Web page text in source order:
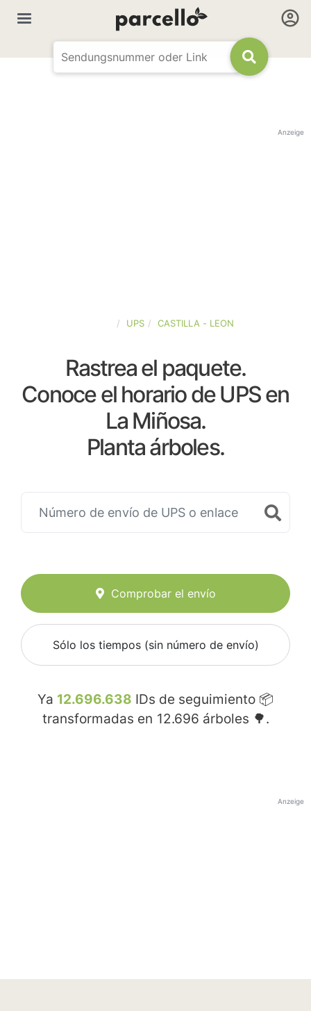
Anzeige
UPS CASTILLA - LEON
Rastrea el paquete.
Conoce el horario de UPS en
La Miñosa.
Planta árboles.
Comprobar el envío
Sólo los tiempos (sin número de envío)
Ya 12.696.638 IDs de seguimiento 📦
transformadas en 12.696 árboles 🌳.
Anzeige